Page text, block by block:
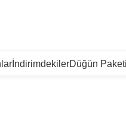
İndirimdekilerDüğün